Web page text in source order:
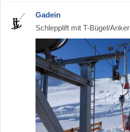
Gadein
Schlepplift mit T-Bügel/Anker